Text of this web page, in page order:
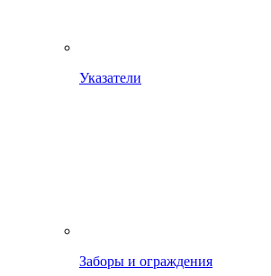
Указатели
Заборы и ограждения